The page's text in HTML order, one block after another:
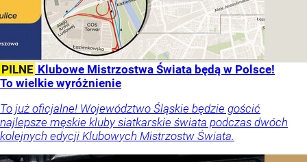
PILNE Klubowe Mistrzostwa Świata będą w Polsce!
To wielkie wyróżnienie
To już oficjalne! Województwo Śląskie będzie gościć
najlepsze męskie kluby siatkarskie świata podczas dwóch
kolejnych edycji Klubowych Mistrzostw Świata.